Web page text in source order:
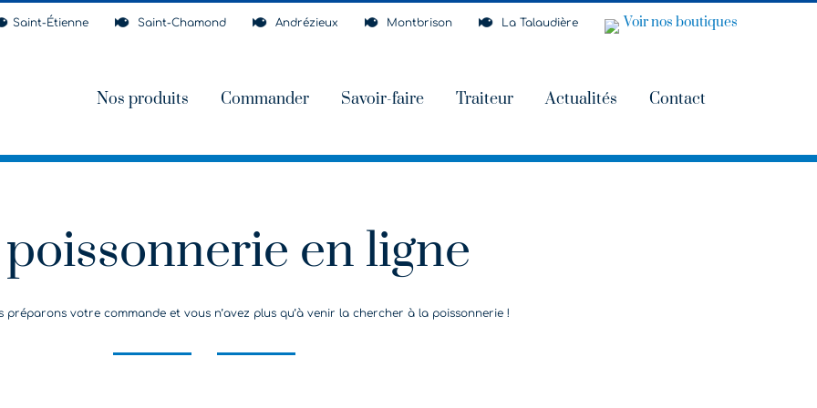
Saint-Étienne Saint-Chamond Andrézieux Montbrison La Talaudière Voir nos boutiques
Nos produits Commander Savoir-faire Traiteur Actualités Contact
en ligne
préparons votre commande et vous n’avez plus qu’à venir la chercher à la poissonnerie !